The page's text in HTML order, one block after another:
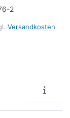
2
Versandkosten